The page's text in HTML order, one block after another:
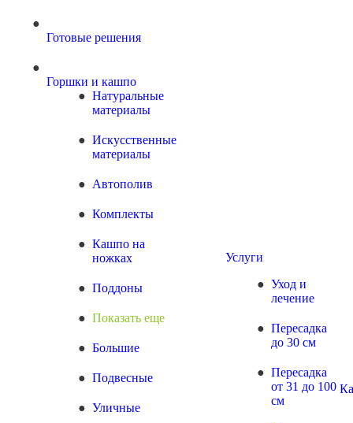
Готовые решения
Горшки и кашпо
Натуральные
материалы
Искусственные
материалы
Автополив
Комплекты
Кашпо на
ножках
Поддоны
Показать еще
Большие
Подвесные
Уличные
Услуги
Уход и
лечение
Пересадка
до 30 см
Пересадка
от 31 до 100
см